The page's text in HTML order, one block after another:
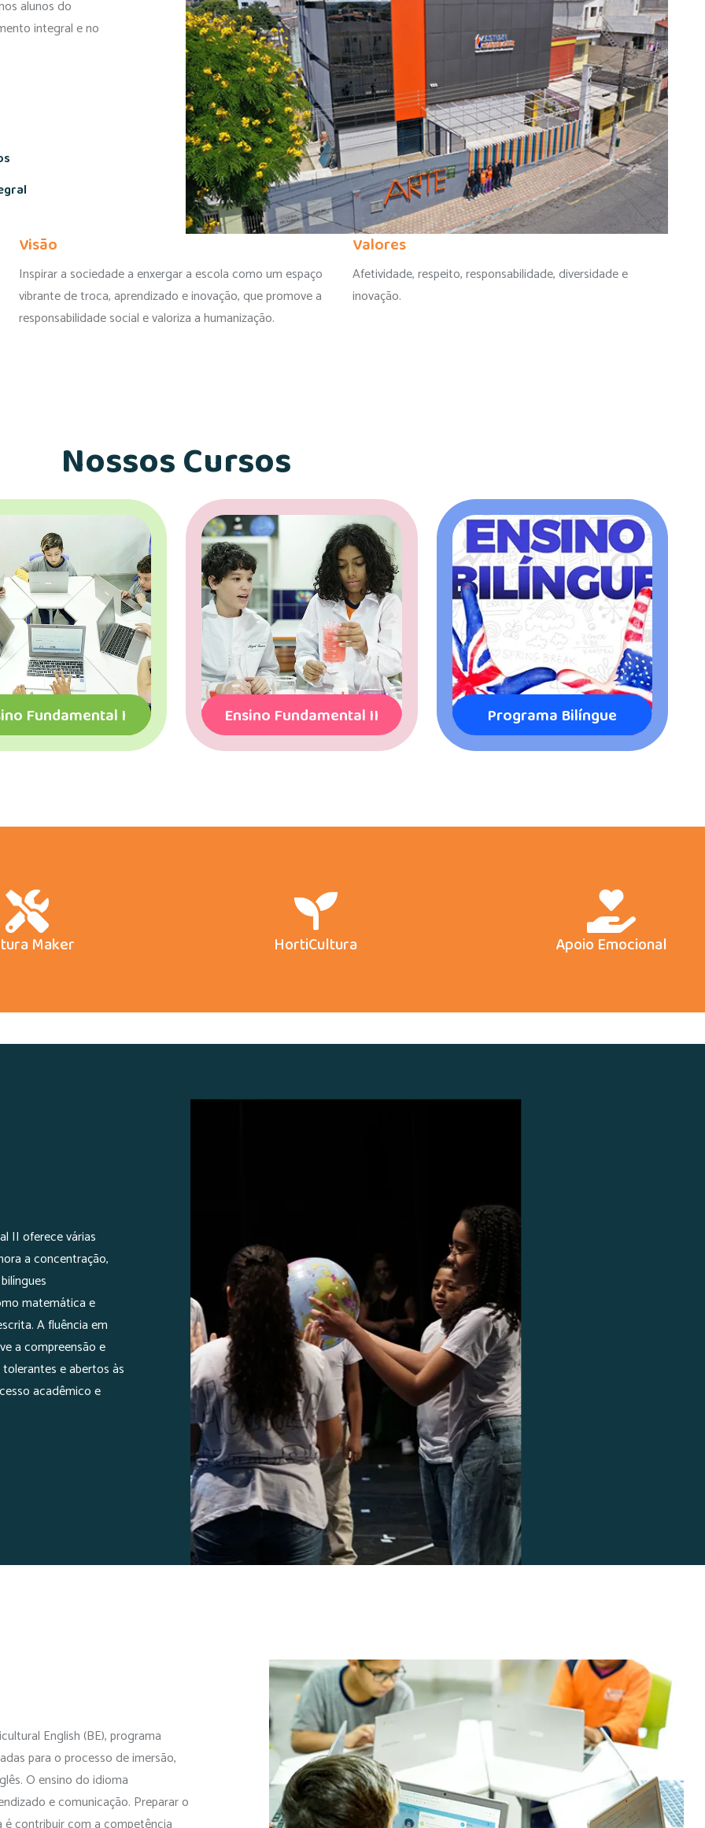
alunos do
integral e no
Visão
Inspirar a sociedade a enxergar a escola como um espaço
vibrante de troca, aprendizado e inovação, que promove a
responsabilidade social e valoriza a humanização.
Valores
Afetividade, respeito, responsabilidade, diversidade e
inovação.
Nossos Cursos
Fundamental II Programa Bilíngue
Atividades
Complementares
Maker HortiCultura Apoio Emocional
II oferece várias
a concentração,
matemática e
A fluência em
a compreensão e
e abertos às
acadêmico e
English (BE), programa
para o processo de imersão,
O ensino do idioma
e comunicação. Preparar o